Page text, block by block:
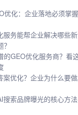
优化：企业落地必须掌
服务能帮企业解决哪些
的GEO优化服务商？看
案优化？企业为什么要
搜索品牌曝光的核心方